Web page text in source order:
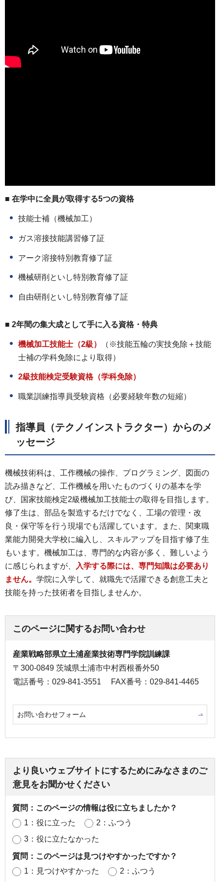
■ 在学中に全員が取得する5つの資格
技能士補（機械加工）
ガス溶接技能講習修了証
アーク溶接特別教育修了証
機械研削といし特別教育修了証
自由研削といし特別教育修了証
■ 2年間の集大成として手に入る資格・特典
機械加工技能士（2級）
（※技能五輪の実技免除＋技能
士補の学科免除により取得）
2級技能検定受験資格（学科免除）
職業訓練指導員受験資格（必要経験年数の短縮）
指導員（テクノインストラクター）からのメ
ッセージ
機械技術科は、工作機械の操作、プログラミング、図面の
読み描きなど、工作機械を用いたものづくりの基本を学
び、国家技能検定2級機械加工技能士の取得を目指します。
修了生は、部品を製造するだけでなく、工場の管理・改
良・保守等を行う現場でも活躍しています。また、関東職
業能力開発大学校に編入し、スキルアップを目指す修了生
もいます。機械加工は、専門的な内容が多く、難しいよう
に感じられますが、
入学する際には、専門知識は必要あり
ません。 学院に入学して、就職先で活躍できる創意工夫と
技能を持った技術者を目指しませんか。
このページに関するお問い合わせ
産業戦略部県立土浦産業技術専門学院訓練課
〒300-0849 茨城県土浦市中村西根番外50
電話番号：029-841-3551
FAX番号：029-841-4465
お問い合わせフォーム
より良いウェブサイトにするためにみなさまのご
意見をお聞かせください
質問：このページの情報は役に立ちましたか？
1：役に立った
2：ふつう
3：役に立たなかった
質問：このページは見つけやすかったですか？
1：見つけやすかった
2：ふつう